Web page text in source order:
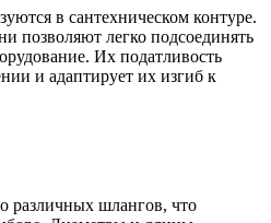
в сантехническом контуре.
позволяют легко подсоединять
Их податливость
и адаптирует их изгиб к
различных шлангов, что